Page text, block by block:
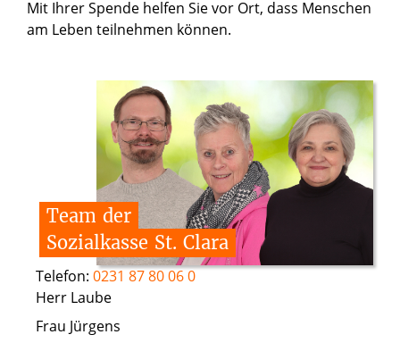
Mit Ihrer Spende helfen Sie vor Ort, dass Menschen
am Leben teilnehmen können.
Team der
Sozialkasse St. Clara
Telefon: 0231 87 80 06 0
Herr Laube
Frau Jürgens